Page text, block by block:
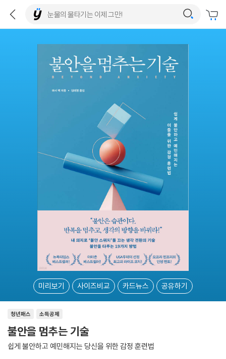
미리보기 사이즈비교 카드뉴스 공유하기
소득공제
청년패스
불안을 멈추는 기술
쉽게 불안하고 예민해지는 당신을 위한 감정 훈련법